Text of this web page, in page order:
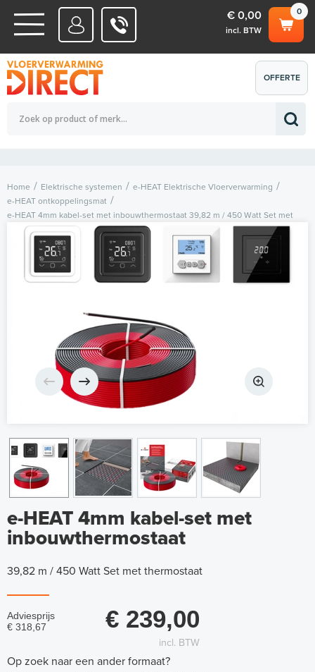
WATERSYSTEMEN
ELEKTRISCHE SYSTEMEN
0
€ 0,00
incl. BTW
Totaalbedrag (incl. BTW) € 0,00
OFFERTE
AANVRAGEN
Home Elektrische systemen
e-HEAT Elektrische Vloerverwarming
e-HEAT ontkoppelingsmat
e-HEAT 4mm kabel-set met inbouwthermostaat 39,82 m / 450 Watt Set met
thermostaat
e-HEAT 4mm kabel-set met
inbouwthermostaat
39,82 m / 450 Watt Set met thermostaat
Adviesprijs
€ 318,67
€ 239,00
incl. BTW
Op zoek naar een ander formaat?